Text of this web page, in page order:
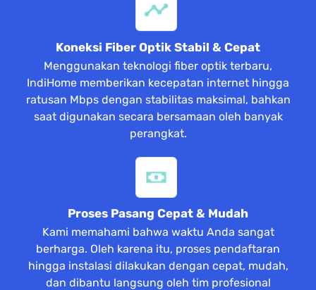
Koneksi Fiber Optik Stabil & Cepat
Menggunakan teknologi fiber optik terbaru,
IndiHome memberikan kecepatan internet hingga
ratusan Mbps dengan stabilitas maksimal, bahkan
saat digunakan secara bersamaan oleh banyak
perangkat.
Proses Pasang Cepat & Mudah
Kami memahami bahwa waktu Anda sangat
berharga. Oleh karena itu, proses pendaftaran
hingga instalasi dilakukan dengan cepat, mudah,
dan dibantu langsung oleh tim profesional